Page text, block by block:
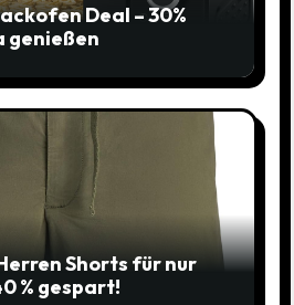
Deal – 30%
genießen
Shorts für nur
% gespart!